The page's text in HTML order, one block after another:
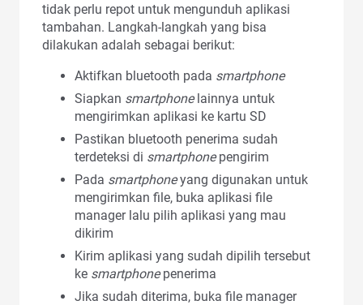
tidak perlu repot untuk mengunduh aplikasi
tambahan. Langkah-langkah yang bisa
dilakukan adalah sebagai berikut:
Aktifkan bluetooth pada smartphone
Siapkan smartphonelainnya untuk
mengirimkan aplikasi ke kartu SD
Pastikan bluetooth penerima sudah
terdeteksi di smartphonepengirim
Pada smartphoneyang digunakan untuk
mengirimkan file, buka aplikasi file
manager lalu pilih aplikasi yang mau
dikirim
Kirim aplikasi yang sudah dipilih tersebut
ke smartphonepenerima
Jika sudah diterima, buka file manager